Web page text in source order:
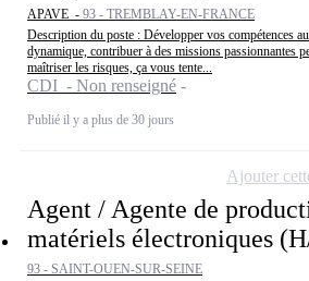
APAVE - 93 - TREMBLAY-EN-FRANCE
Description du poste : Développer vos compétences
dynamique, contribuer à des missions passionnantes
maîtriser les risques, ça vous tente...
CDI - Non renseigné
Publié il y a plus de 30 jours
Agent / Agente de
matériels électroniques
93 - SAINT-OUEN-SUR-SEINE
Ajouter